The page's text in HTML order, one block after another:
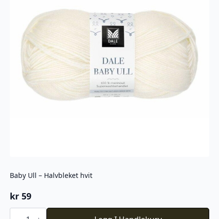
Baby Ull – Halvbleket hvit
kr 59
Baby